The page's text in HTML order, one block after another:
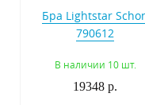
Бра Lightstar
790612
В наличии 10 шт.
19348 р.